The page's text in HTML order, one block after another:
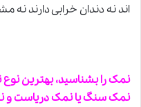
اند نه دندان خرابی دارند
نمک را بشناسید، بهترین
نمک سنگ یا نمک دریاست و